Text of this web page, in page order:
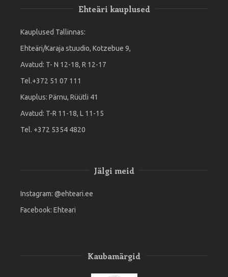
Ehteäri kauplused
Kauplused Tallinnas:
Ehteäri/Karaja stuudio, Kotzebue 9,
Avatud: T- N 12-18, R 12-17
Tel.+372 51 07 111
Kauplus: Pärnu, Rüütli 41
Avatud: T-R 11-18, L 11-15
Tel. +372 5354 4820
Jälgi meid
Instagram: @ehteari.ee
Facebook: Ehteari
Kaubamärgid